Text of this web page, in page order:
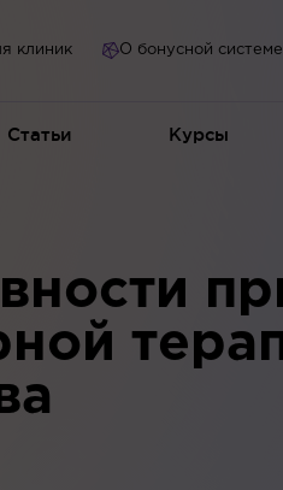
Статьи Курсы
клиник О бонусной системе